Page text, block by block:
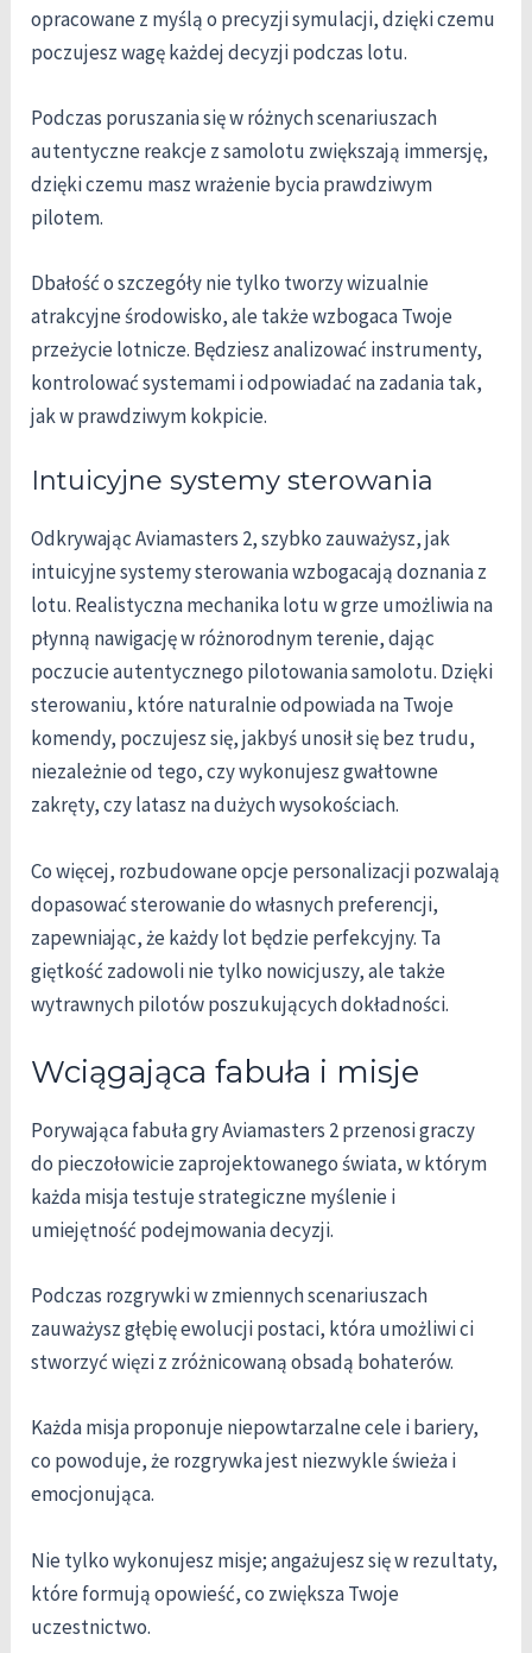
opracowane z myślą o precyzji symulacji, dzięki czemu
poczujesz wagę każdej decyzji podczas lotu.
Podczas poruszania się w różnych scenariuszach
autentyczne reakcje z samolotu zwiększają immersję,
dzięki czemu masz wrażenie bycia prawdziwym
pilotem.
Dbałość o szczegóły nie tylko tworzy wizualnie
atrakcyjne środowisko, ale także wzbogaca Twoje
przeżycie lotnicze. Będziesz analizować instrumenty,
kontrolować systemami i odpowiadać na zadania tak,
jak w prawdziwym kokpicie.
Intuicyjne systemy sterowania
Odkrywając Aviamasters 2, szybko zauważysz, jak
intuicyjne systemy sterowania wzbogacają doznania z
lotu. Realistyczna mechanika lotu w grze umożliwia na
płynną nawigację w różnorodnym terenie, dając
poczucie autentycznego pilotowania samolotu. Dzięki
sterowaniu, które naturalnie odpowiada na Twoje
komendy, poczujesz się, jakbyś unosił się bez trudu,
niezależnie od tego, czy wykonujesz gwałtowne
zakręty, czy latasz na dużych wysokościach.
Co więcej, rozbudowane opcje personalizacji pozwalają
dopasować sterowanie do własnych preferencji,
zapewniając, że każdy lot będzie perfekcyjny. Ta
giętkość zadowoli nie tylko nowicjuszy, ale także
wytrawnych pilotów poszukujących dokładności.
Wciągająca fabuła i misje
Porywająca fabuła gry Aviamasters 2 przenosi graczy
do pieczołowicie zaprojektowanego świata, w którym
każda misja testuje strategiczne myślenie i
umiejętność podejmowania decyzji.
Podczas rozgrywki w zmiennych scenariuszach
zauważysz głębię ewolucji postaci, która umożliwi ci
stworzyć więzi z zróżnicowaną obsadą bohaterów.
Każda misja proponuje niepowtarzalne cele i bariery,
co powoduje, że rozgrywka jest niezwykle świeża i
emocjonująca.
Nie tylko wykonujesz misje; angażujesz się w rezultaty,
które formują opowieść, co zwiększa Twoje
uczestnictwo.